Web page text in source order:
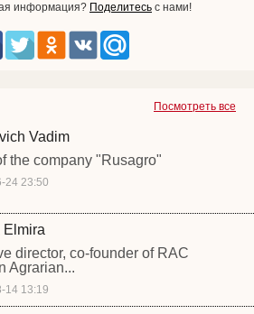
информация? Поделитесь с нами!
Посмотреть все
Vadim
the company "Rusagro"
24 23:50
Elmira
director, co-founder of RAC
Agrarian...
14 13:19